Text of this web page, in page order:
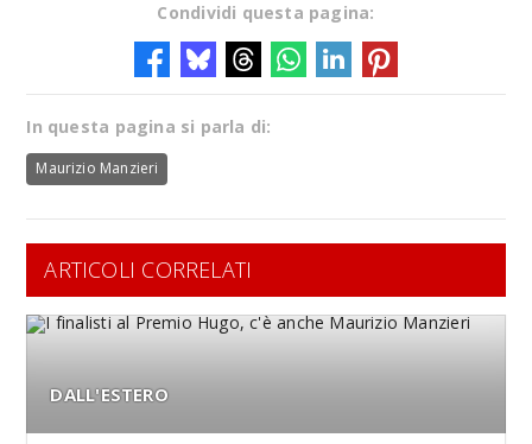
Condividi questa pagina:
In questa pagina si parla di:
Maurizio Manzieri
ARTICOLI CORRELATI
DALL'ESTERO